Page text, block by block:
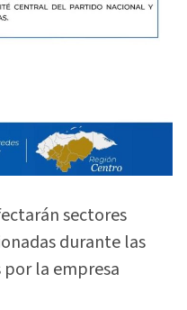
sectores
durante las
la empresa